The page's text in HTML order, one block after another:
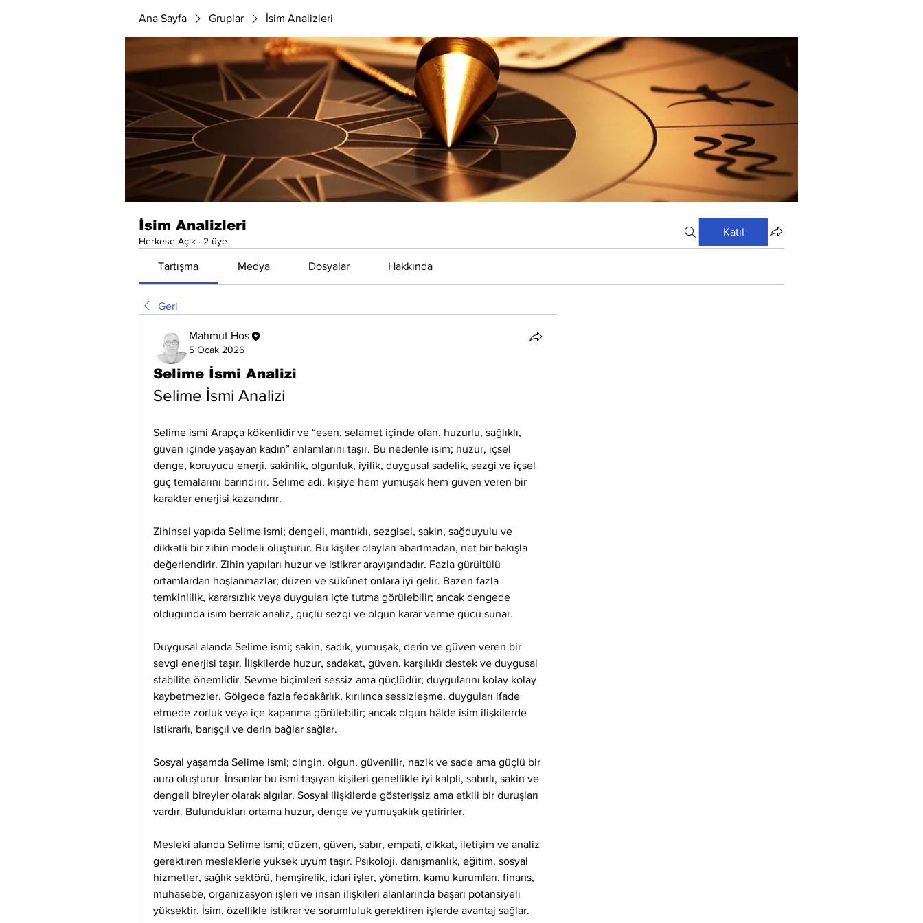
Ana Sayfa Gruplar İsim Analizleri
İsim Analizleri
Herkese Açık · 2 üye
Katıl
Tartışma Medya Dosyalar Hakkında
Geri
Mahmut Hos
5 Ocak 2026
Selime İsmi Analizi
Selime İsmi Analizi
Selime ismi Arapça kökenlidir ve “esen, selamet içinde olan, huzurlu, sağlıklı,
güven içinde yaşayan kadın” anlamlarını taşır. Bu nedenle isim; huzur, içsel
denge, koruyucu enerji, sakinlik, olgunluk, iyilik, duygusal sadelik, sezgi ve içsel
güç temalarını barındırır. Selime adı, kişiye hem yumuşak hem güven veren bir
karakter enerjisi kazandırır.
Zihinsel yapıda Selime ismi; dengeli, mantıklı, sezgisel, sakin, sağduyulu ve
dikkatli bir zihin modeli oluşturur. Bu kişiler olayları abartmadan, net bir bakışla
değerlendirir. Zihin yapıları huzur ve istikrar arayışındadır. Fazla gürültülü
ortamlardan hoşlanmazlar; düzen ve sükûnet onlara iyi gelir. Bazen fazla
temkinlilik, kararsızlık veya duyguları içte tutma görülebilir; ancak dengede
olduğunda isim berrak analiz, güçlü sezgi ve olgun karar verme gücü sunar.
Duygusal alanda Selime ismi; sakin, sadık, yumuşak, derin ve güven veren bir
sevgi enerjisi taşır. İlişkilerde huzur, sadakat, güven, karşılıklı destek ve duygusal
stabilite önemlidir. Sevme biçimleri sessiz ama güçlüdür; duygularını kolay kolay
kaybetmezler. Gölgede fazla fedakârlık, kırılınca sessizleşme, duyguları ifade
etmede zorluk veya içe kapanma görülebilir; ancak olgun hâlde isim ilişkilerde
istikrarlı, barışçıl ve derin bağlar sağlar.
Sosyal yaşamda Selime ismi; dingin, olgun, güvenilir, nazik ve sade ama güçlü bir
aura oluşturur. İnsanlar bu ismi taşıyan kişileri genellikle iyi kalpli, sabırlı, sakin ve
dengeli bireyler olarak algılar. Sosyal ilişkilerde gösterişsiz ama etkili bir duruşları
vardır. Bulundukları ortama huzur, denge ve yumuşaklık getirirler.
Mesleki alanda Selime ismi; düzen, güven, sabır, empati, dikkat, iletişim ve analiz
gerektiren mesleklerle yüksek uyum taşır. Psikoloji, danışmanlık, eğitim, sosyal
hizmetler, sağlık sektörü, hemşirelik, idari işler, yönetim, kamu kurumları, finans,
muhasebe, organizasyon işleri ve insan ilişkileri alanlarında başarı potansiyeli
yüksektir. İsim, özellikle istikrar ve sorumluluk gerektiren işlerde avantaj sağlar.